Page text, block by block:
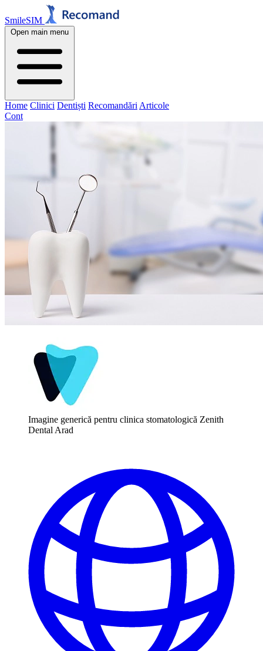
SmileSIM
Open main menu
Home Clinici Dentiști Recomandări Articole
Cont
Imagine generică pentru clinica stomatologică Zenith
Dental Arad